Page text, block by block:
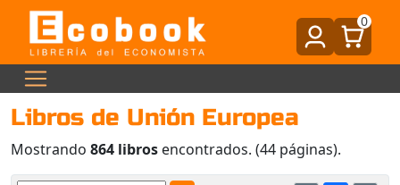
0
Libros de Unión Europea
Mostrando 864 libros encontrados. (44 páginas).